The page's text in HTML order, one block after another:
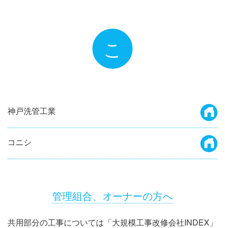
こ
神戸洗管工業
コニシ
管理組合、オーナーの方へ
共用部分の工事については「大規模工事改修会社INDEX」